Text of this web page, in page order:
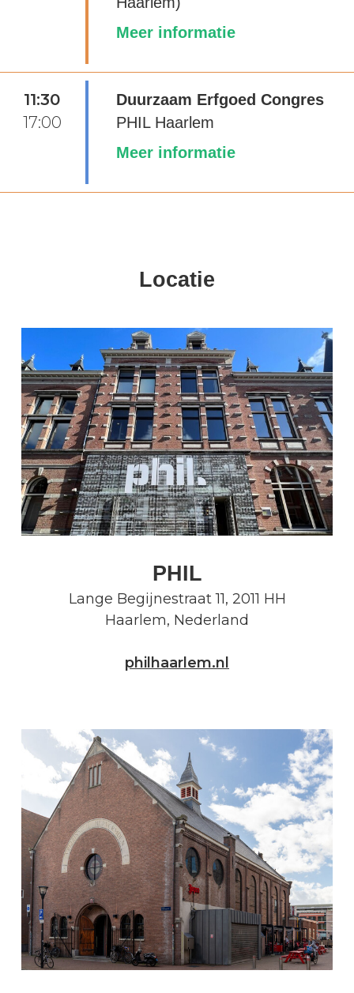
Meer informatie
11:30
17:00
Duurzaam Erfgoed Congres
PHIL Haarlem
Meer informatie
Locatie
PHIL
Lange Begijnestraat 11, 2011 HH
Haarlem, Nederland
philhaarlem.nl